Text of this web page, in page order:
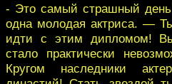
- Это самый страшный
одна молодая актриса. —
идти с этим дипломом!
стало практически
Кругом наследники